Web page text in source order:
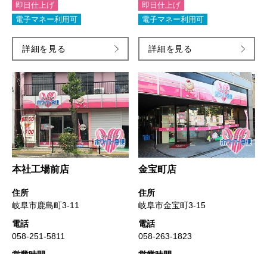
即日仕上げ
電子マネー利用可
詳細を見る
即日仕上げ
電子マネー利用可
詳細を見る
本社工場前店
住所
岐阜市鹿島町3-11
電話
058-251-5811
金宝町店
住所
岐阜市金宝町3-15
電話
058-263-1823